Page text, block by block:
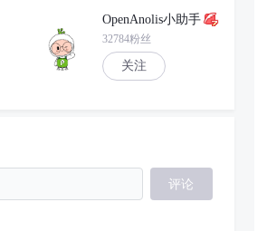
OpenAnolis小助手
32784粉丝
关注
评论